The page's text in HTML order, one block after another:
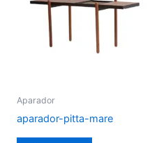
Aparador
aparador-pitta-mare